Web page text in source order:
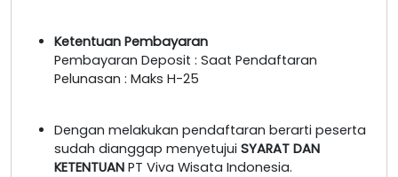
Ketentuan Pembayaran
Pembayaran Deposit : Saat Pendaftaran
Pelunasan : Maks H-25
Dengan melakukan pendaftaran berarti peserta
sudah dianggap menyetujui SYARAT DAN
KETENTUAN PT Viva Wisata Indonesia.